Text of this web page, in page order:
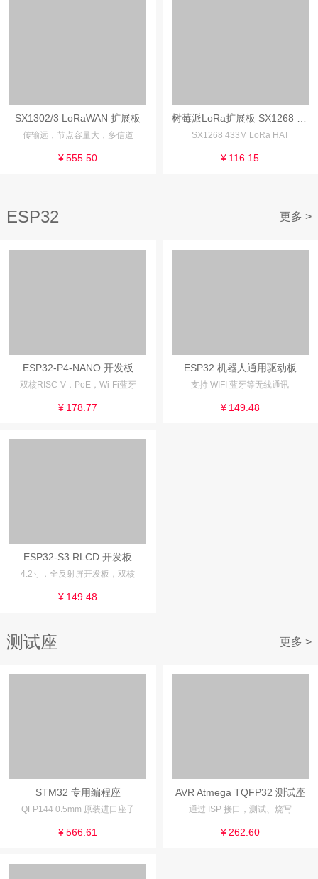
SX1302/3 LoRaWAN 扩展板
传输远，节点容量大，多信道
¥ 555.50
SX1268 433M LoRa HAT
¥ 116.15
ESP32 更多 >
ESP32-P4-NANO 开发板
双核RISC-V，PoE，Wi-Fi蓝牙
¥ 178.77
ESP32 机器人通用驱动板
支持 WIFI 蓝牙等无线通讯
¥ 149.48
ESP32-S3 RLCD 开发板
4.2寸，全反射屏开发板，双核
¥ 149.48
测试座 更多 >
STM32 专用编程座
QFP144 0.5mm 原装进口座子
¥ 566.61
AVR Atmega TQFP32 测试座
通过 ISP 接口，测试、烧写
¥ 262.60